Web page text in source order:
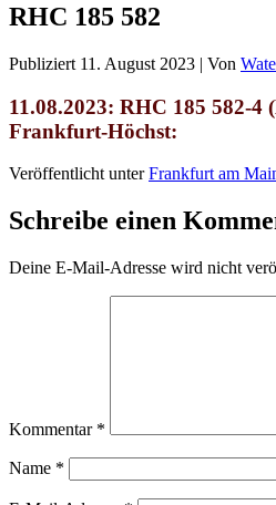
RHC 185 582
Publiziert 11. August 2023 | Von
11.08.2023: RHC 185 582-4
Frankfurt-Höchst:
Veröffentlicht unter Frankfurt am
Schreibe einen
Deine E-Mail-Adresse wird nicht
Kommentar *
Name *